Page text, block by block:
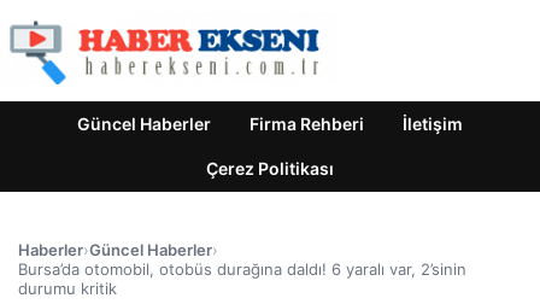
Güncel Haberler Firma Rehberi İletişim
Çerez Politikası
Haberler›Güncel Haberler›
Bursa’da otomobil, otobüs durağına daldı! 6 yaralı var, 2’sinin
durumu kritik